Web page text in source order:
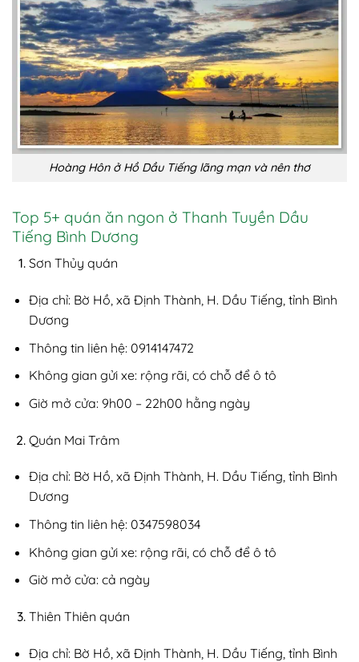
Hoàng Hôn ở Hồ Dầu Tiếng lãng mạn và nên thơ
Top 5+ quán ăn ngon ở Thanh Tuyền Dầu
Tiếng Bình Dương
Sơn Thủy quán
Địa chỉ: Bờ Hồ, xã Định Thành, H. Dầu Tiếng, tỉnh Bình
Dương
Thông tin liên hệ: 0914147472
Không gian gửi xe: rộng rãi, có chỗ để ô tô
Giờ mở cửa: 9h00 – 22h00 hằng ngày
Quán Mai Trâm
Địa chỉ: Bờ Hồ, xã Định Thành, H. Dầu Tiếng, tỉnh Bình
Dương
Thông tin liên hệ: 0347598034
Không gian gửi xe: rộng rãi, có chỗ để ô tô
Giờ mở cửa: cả ngày
Thiên Thiên quán
Địa chỉ: Bờ Hồ, xã Định Thành, H. Dầu Tiếng, tỉnh Bình